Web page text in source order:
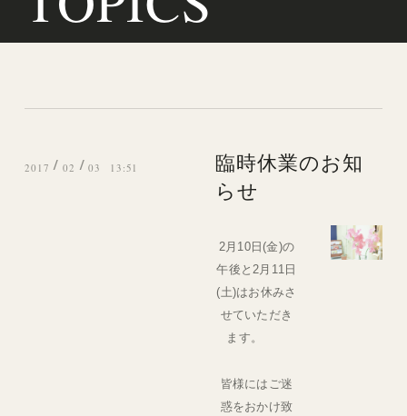
2017 /02 /03 13:51
臨時休業のお知
らせ
2月10日(金)の
午後と2月11日
(土)はお休みさ
せていただき
ます。
皆様にはご迷
惑をおかけ致